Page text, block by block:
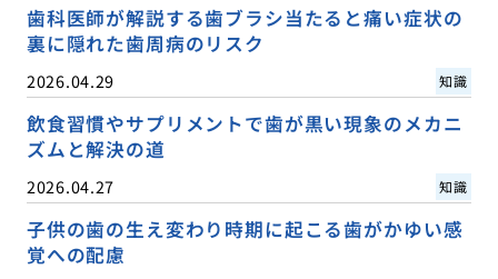
歯科医師が解説する歯ブラシ当たると痛い症状の
裏に隠れた歯周病のリスク
2026.04.29 知識
飲食習慣やサプリメントで歯が黒い現象のメカニ
ズムと解決の道
2026.04.27 知識
子供の歯の生え変わり時期に起こる歯がかゆい感
覚への配慮